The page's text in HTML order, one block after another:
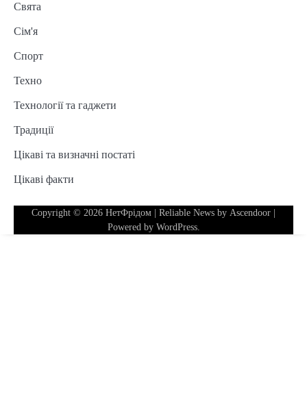
Свята
Сім'я
Спорт
Техно
Технології та гаджети
Традиції
Цікаві та визначні постаті
Цікаві факти
Copyright © 2026 НетФрідом | Reliable News by Ascendoor |
Powered by WordPress.